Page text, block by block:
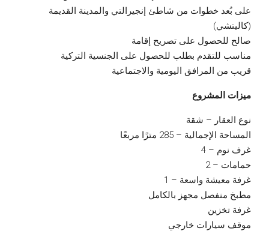
على بُعد خطوات من شاطئ إنجيرالتي والمدينة القديمة
(كاليتشي)
صالح للحصول على تصريح إقامة
مناسب للتقدم بطلب للحصول على الجنسية التركية
قريب من المرافق اليومية والاجتماعية
ميزات المشروع
نوع العقار – شقة
المساحة الإجمالية – 285 مترًا مربعًا
غرف نوم – 4
حمامات – 2
غرفة معيشة واسعة – 1
مطبخ منفصل مجهز بالكامل
غرفة تخزين
موقف سيارات خارجي